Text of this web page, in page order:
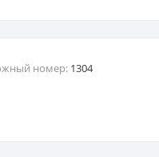
номер: 1304